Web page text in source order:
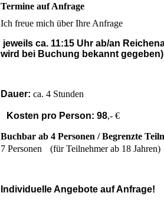
Termine auf Anfrage
Ich freue mich über Ihre Anfrage
jeweils ca. 11:15 Uhr ab/an
wird bei Buchung bekannt gegeben)
Dauer: ca. 4 Stunden
Kosten pro Person: 98,- €
Buchbar ab 4 Personen / Begrenzte
7 Personen (für Teilnehmer ab 18 Jahren)
Individuelle Angebote auf Anfrage!